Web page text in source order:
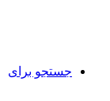
جستجو برای